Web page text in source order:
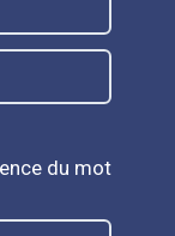
du mot